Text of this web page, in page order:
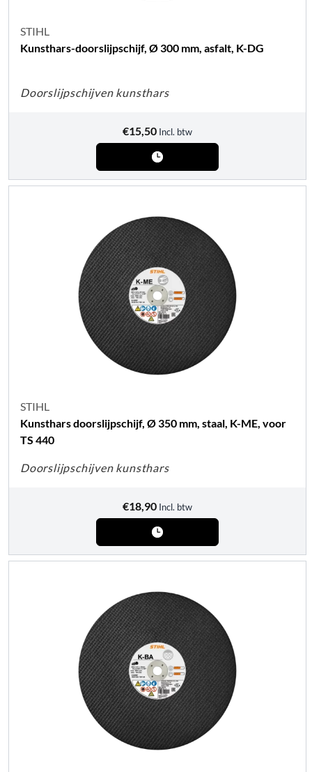
STIHL
Kunsthars-doorslijpschijf, Ø 300 mm, asfalt, K-DG
Doorslijpschijven kunsthars
€15,50 Incl. btw
STIHL
Kunsthars doorslijpschijf, Ø 350 mm, staal, K-ME, voor
TS 440
Doorslijpschijven kunsthars
€18,90 Incl. btw